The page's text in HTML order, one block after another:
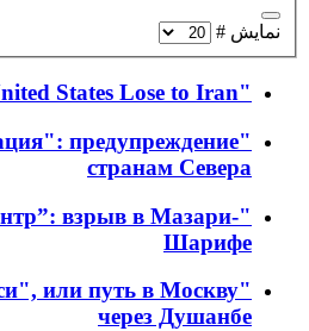
نمایش #
"Why Did the United States Lose to Iran?"
предупреждение
странам Севера
взрыв в Мазари-
Шарифе
или путь в Москву
через Душанбе